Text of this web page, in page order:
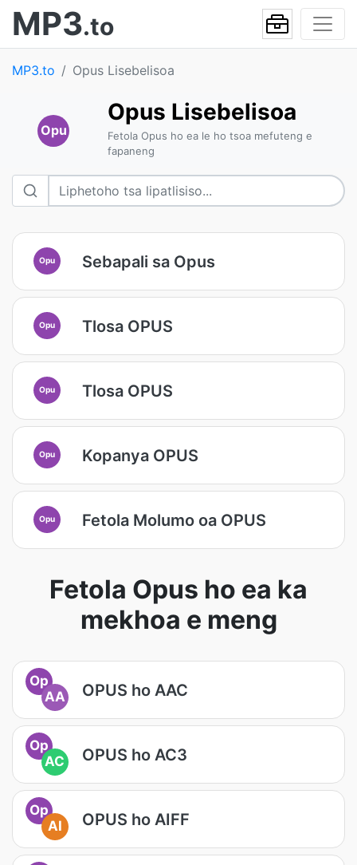
MP3.to
MP3.to Opus Lisebelisoa
Opu
Opus Lisebelisoa
Fetola Opus ho ea le ho tsoa mefuteng e
fapaneng
Opu Sebapali sa Opus
Opu Tlosa OPUS
Opu Tlosa OPUS
Opu Kopanya OPUS
Opu Fetola Molumo oa OPUS
Fetola Opus ho ea ka
mekhoa e meng
Op
AA
OPUS ho AAC
Op
AC
OPUS ho AC3
Op
AI
OPUS ho AIFF